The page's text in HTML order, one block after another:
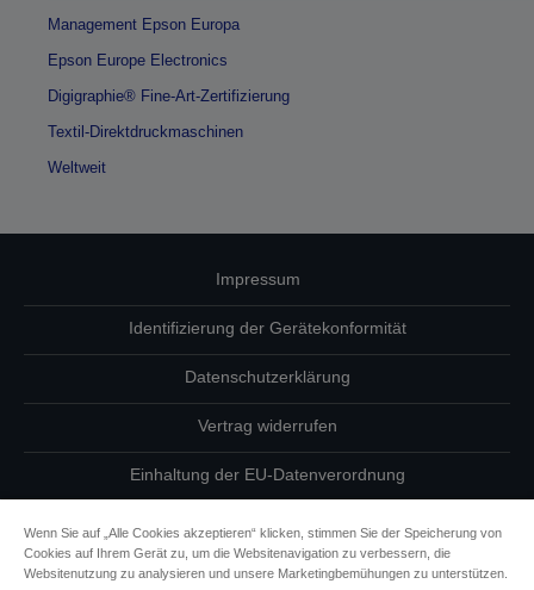
Management Epson Europa
Epson Europe Electronics
Digigraphie® Fine-Art-Zertifizierung
Textil-Direktdruckmaschinen
Weltweit
Impressum
Identifizierung der Gerätekonformität
Datenschutzerklärung
Vertrag widerrufen
Einhaltung der EU-Datenverordnung
Informationen zu Cookies
Wenn Sie auf „Alle Cookies akzeptieren“ klicken, stimmen Sie der Speicherung von
Cookies auf Ihrem Gerät zu, um die Websitenavigation zu verbessern, die
Websitenutzung zu analysieren und unsere Marketingbemühungen zu unterstützen.